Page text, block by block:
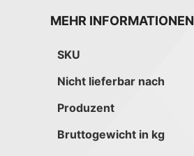
MEHR INFORMATIONEN
Mehr Informationen
SKU
Nicht lieferbar nach
Produzent
Bruttogewicht in kg